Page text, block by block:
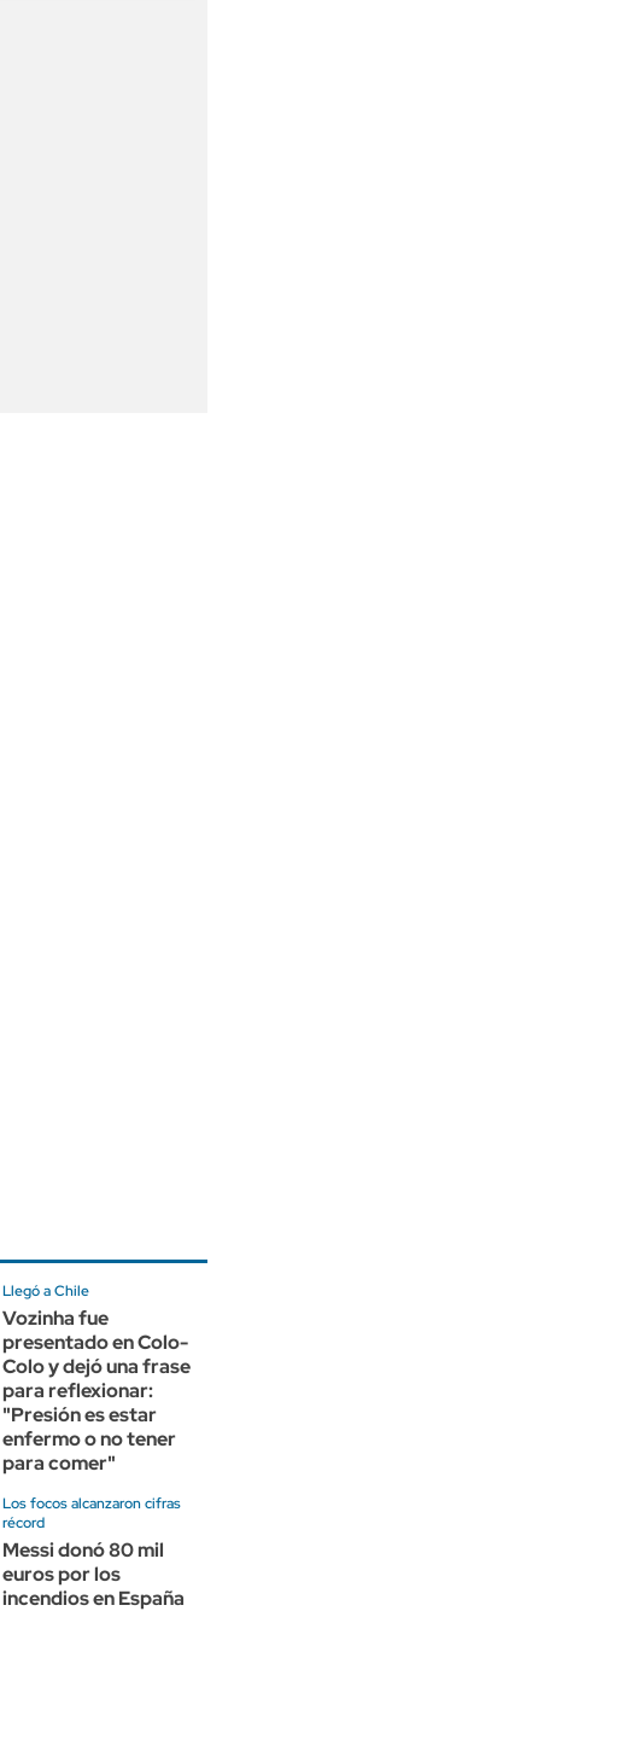
Llegó a Chile
Vozinha fue
presentado en Colo-
Colo y dejó una frase
para reflexionar:
"Presión es estar
enfermo o no tener
para comer"
Los focos alcanzaron cifras
récord
Messi donó 80 mil
euros por los
incendios en España